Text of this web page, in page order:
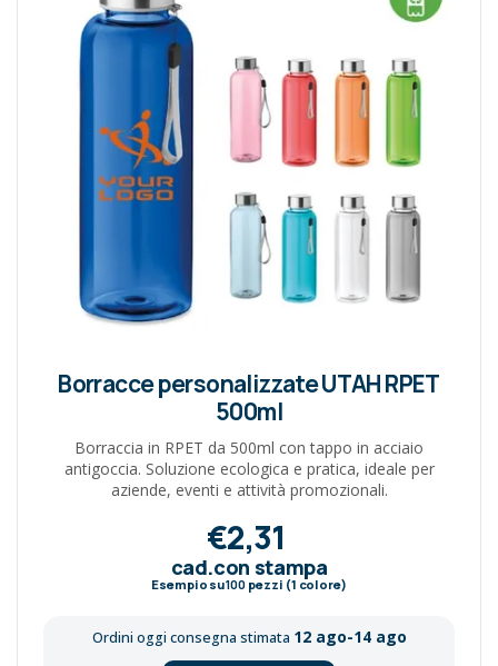
Borracce personalizzate UTAH RPET
500ml
Borraccia in RPET da 500ml con tappo in acciaio
antigoccia. Soluzione ecologica e pratica, ideale per
aziende, eventi e attività promozionali.
€2,31
cad.con stampa
Esempio su100pezzi (1 colore)
Ordini oggi consegna stimata 12 ago-14 ago